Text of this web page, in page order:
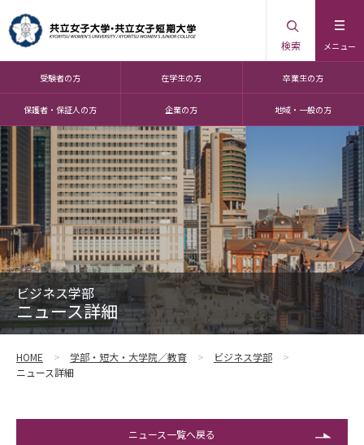
メニュー
検索
受験者の方 在学生の方 卒業生の方
保護者・保証人の方 企業の方 地域・一般の方
ビジネス学部
ニュース詳細
HOME 学部・短大・大学院／教育
ビジネス学部
ニュース詳細
ニュース一覧へ戻る